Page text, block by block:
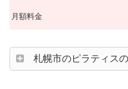
月額料金
札幌市のピラティス